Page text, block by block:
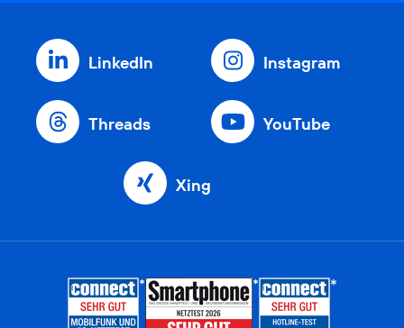
LinkedIn Instagram
Threads YouTube
Xing